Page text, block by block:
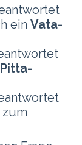
ein Vata-
Pitta-